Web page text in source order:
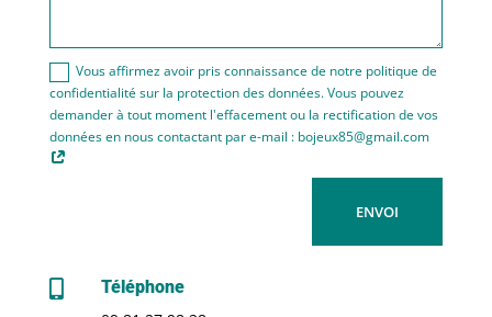
Vous affirmez avoir pris connaissance de notre politique de
confidentialité sur la protection des données. Vous pouvez
demander à tout moment l'effacement ou la rectification de vos
données en nous contactant par e-mail : bojeux85@gmail.com
ENVOI

Téléphone